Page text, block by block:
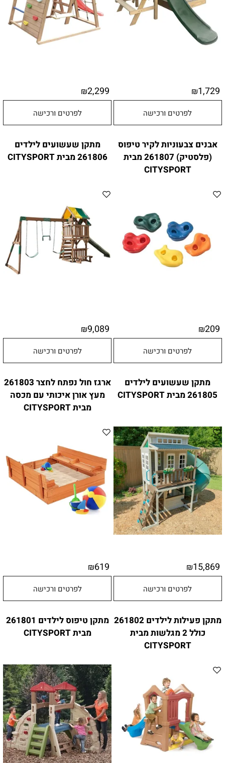
₪1,729
לפרטים ורכישה
₪2,299
לפרטים ורכישה
אבנים צבעוניות לקיר טיפוס
(פלסטיק) 261807 מבית
CITYSPORT
₪209
לפרטים ורכישה
מתקן שעשועים לילדים
261806 מבית CITYSPORT
₪9,089
לפרטים ורכישה
מתקן שעשועים לילדים
261805 מבית CITYSPORT
₪15,869
לפרטים ורכישה
ארגז חול נפתח לחצר 261803
מעץ אורן איכותי עם מכסה
מבית CITYSPORT
₪619
לפרטים ורכישה
מתקן פעילות לילדים 261802
כולל 2 מגלשות מבית
CITYSPORT
מתקן טיפוס לילדים 261801
מבית CITYSPORT